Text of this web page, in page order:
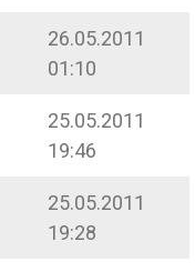
26.05.2011
01:10
25.05.2011
19:46
25.05.2011
19:28